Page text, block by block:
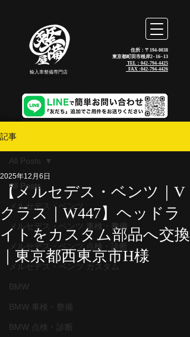
輸入車整備専門店
住所：〒194-0038
東京都町田市根岸2−16−13
TEL：042-794-4425
_FAX :042-794-4426
記事
All Posts
メルセデス・ベンツ
メルセデス・ベンツ 車検・整備
メルセデス・ベンツ 点検・診断
メルセデス・ベンツ カスタム
BMW
BMW 車検・整備
BMW 点検・診断
All Posts
【メルセデス・ベンツ｜V
クラス｜W447】ヘッドラ
イトをカスタム部品へ交換
｜東京都西東京市H様
2025年12月6日